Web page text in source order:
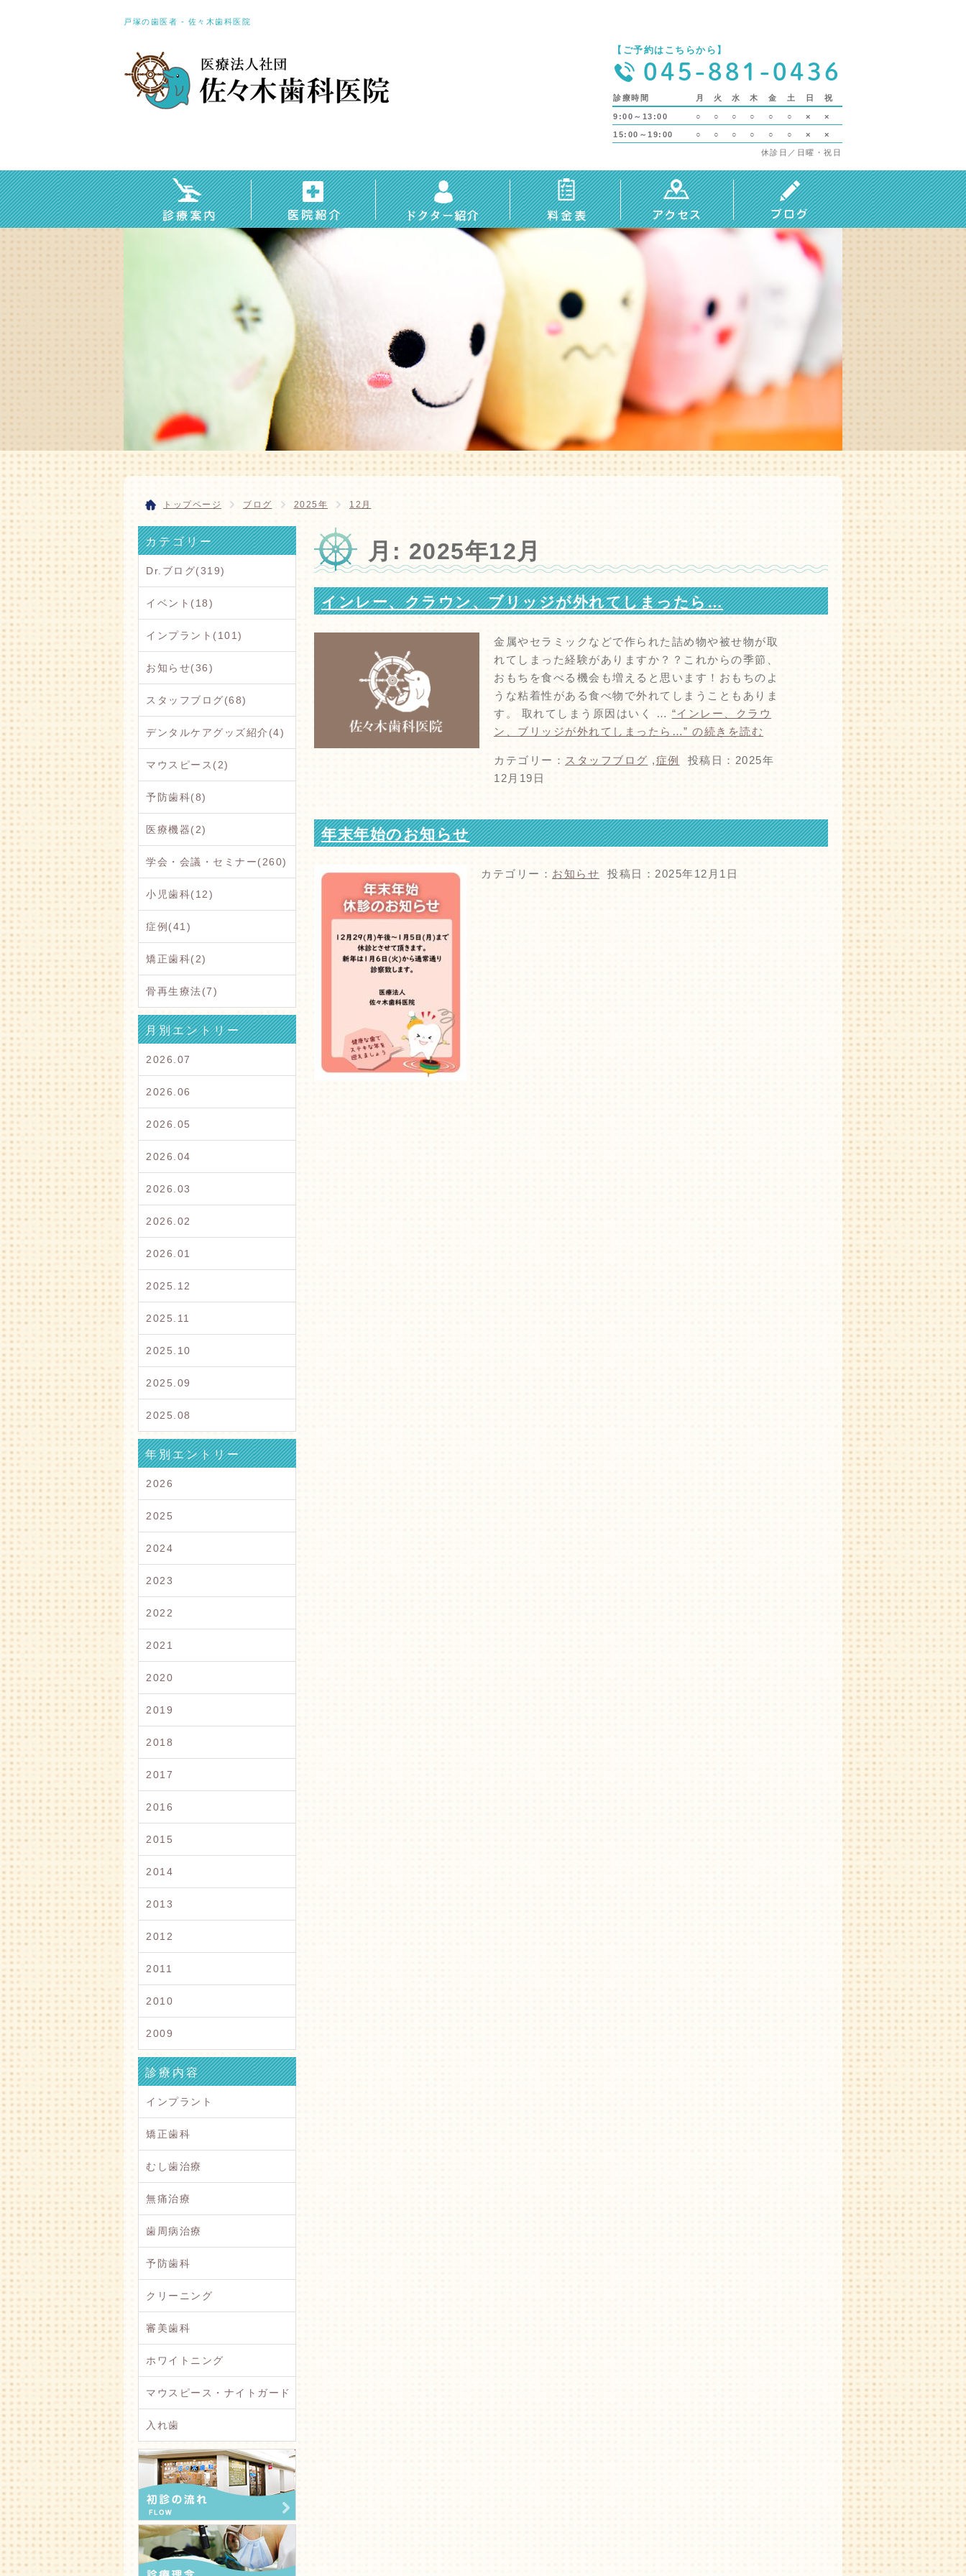
戸塚の歯医者 - 佐々木歯科医院
【ご予約はこちらから】
045-881-0436
診療時間 月 火 水 木 金 土 日 祝
9:00～13:00 ○ ○ ○ ○ ○ ○ × ×
15:00～19:00 ○ ○ ○ ○ ○ ○ × ×
休診日／日曜・祝日
トップページ ブログ 2025年 12月
月: 2025年12月
インレー、クラウン、ブリッジが外れてしまったら…
金属やセラミックなどで作られた詰め物や被せ物が取
れてしまった経験がありますか？？これからの季節、
おもちを食べる機会も増えると思います！おもちのよ
うな粘着性がある食べ物で外れてしまうこともありま
す。 取れてしまう原因はいく … “インレー、クラウ
ン、ブリッジが外れてしまったら…” の続きを読む
カテゴリー： スタッフブログ ,症例
投稿日：2025年
12月19日
年末年始のお知らせ
カテゴリー： お知らせ 投稿日：2025年12月1日
カテゴリー
Dr.ブログ(319)
イベント(18)
インプラント(101)
お知らせ(36)
スタッフブログ(68)
デンタルケアグッズ紹介(4)
マウスピース(2)
予防歯科(8)
医療機器(2)
学会・会議・セミナー(260)
小児歯科(12)
症例(41)
矯正歯科(2)
骨再生療法(7)
月別エントリー
2026.07
2026.06
2026.05
2026.04
2026.03
2026.02
2026.01
2025.12
2025.11
2025.10
2025.09
2025.08
年別エントリー
2026
2025
2024
2023
2022
2021
2020
2019
2018
2017
2016
2015
2014
2013
2012
2011
2010
2009
診療内容
インプラント
矯正歯科
むし歯治療
無痛治療
歯周病治療
予防歯科
クリーニング
審美歯科
ホワイトニング
マウスピース・ナイトガード
入れ歯